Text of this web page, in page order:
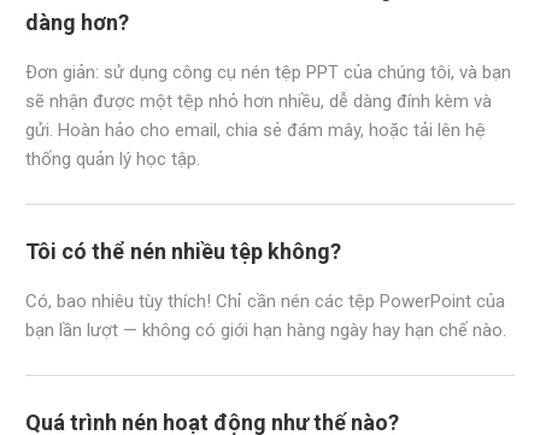
dàng hơn?
Đơn giản: sử dụng công cụ nén tệp PPT của chúng tôi, và bạn
sẽ nhận được một tệp nhỏ hơn nhiều, dễ dàng đính kèm và
gửi. Hoàn hảo cho email, chia sẻ đám mây, hoặc tải lên hệ
thống quản lý học tập.
Tôi có thể nén nhiều tệp không?
Có, bao nhiêu tùy thích! Chỉ cần nén các tệp PowerPoint của
bạn lần lượt — không có giới hạn hàng ngày hay hạn chế nào.
Quá trình nén hoạt động như thế nào?